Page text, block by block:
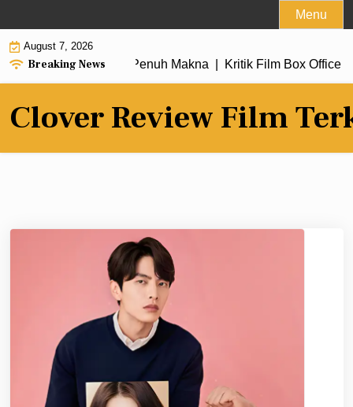
to
content
Menu
August 7, 2026
Breaking News
dengan Alur Cerita Penuh Makna |Kritik Film Box Office
Clover Review Film